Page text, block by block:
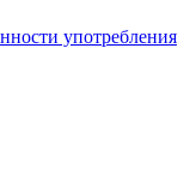
употребления